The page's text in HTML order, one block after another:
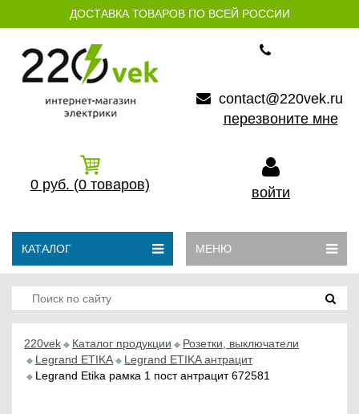
ДОСТАВКА ТОВАРОВ ПО ВСЕЙ РОССИИ
contact@220vek.ru
перезвоните мне
0 руб. (0 товаров) войти
КАТАЛОГ МЕНЮ
220vek Каталог продукции
Розетки, выключатели
Legrand ETIKA
Legrand ETIKA антрацит
Legrand Etika рамка 1 пост антрацит 672581